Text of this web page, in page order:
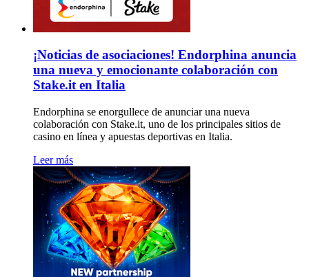
¡Noticias de asociaciones! Endorphina anuncia
una nueva y emocionante colaboración con
Stake.it en Italia
Endorphina se enorgullece de anunciar una nueva
colaboración con Stake.it, uno de los principales sitios de
casino en línea y apuestas deportivas en Italia.
Leer más